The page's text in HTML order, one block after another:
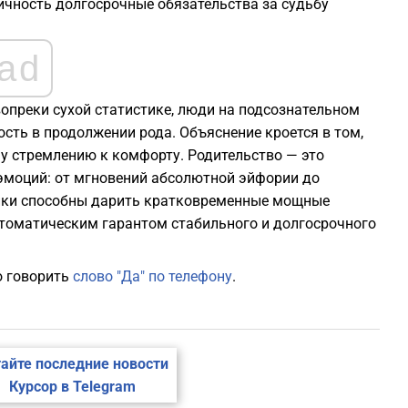
долгосрочные обязательства за судьбу
сухой статистике, люди на подсознательном
в продолжении рода. Объяснение кроется в том,
стремлению к комфорту. Родительство — это
от мгновений абсолютной эйфории до
способны дарить кратковременные мощные
гарантом стабильного и долгосрочного
говорить слово "Да" по телефону.
последние новости
Курсор в Telegram